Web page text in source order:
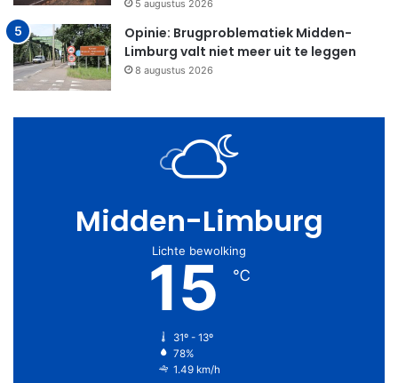
5 augustus 2026
Opinie: Brugproblematiek Midden-
Limburg valt niet meer uit te leggen
8 augustus 2026
Midden-Limburg
Lichte bewolking
15 ℃
31º - 13º
78%
1.49 km/h